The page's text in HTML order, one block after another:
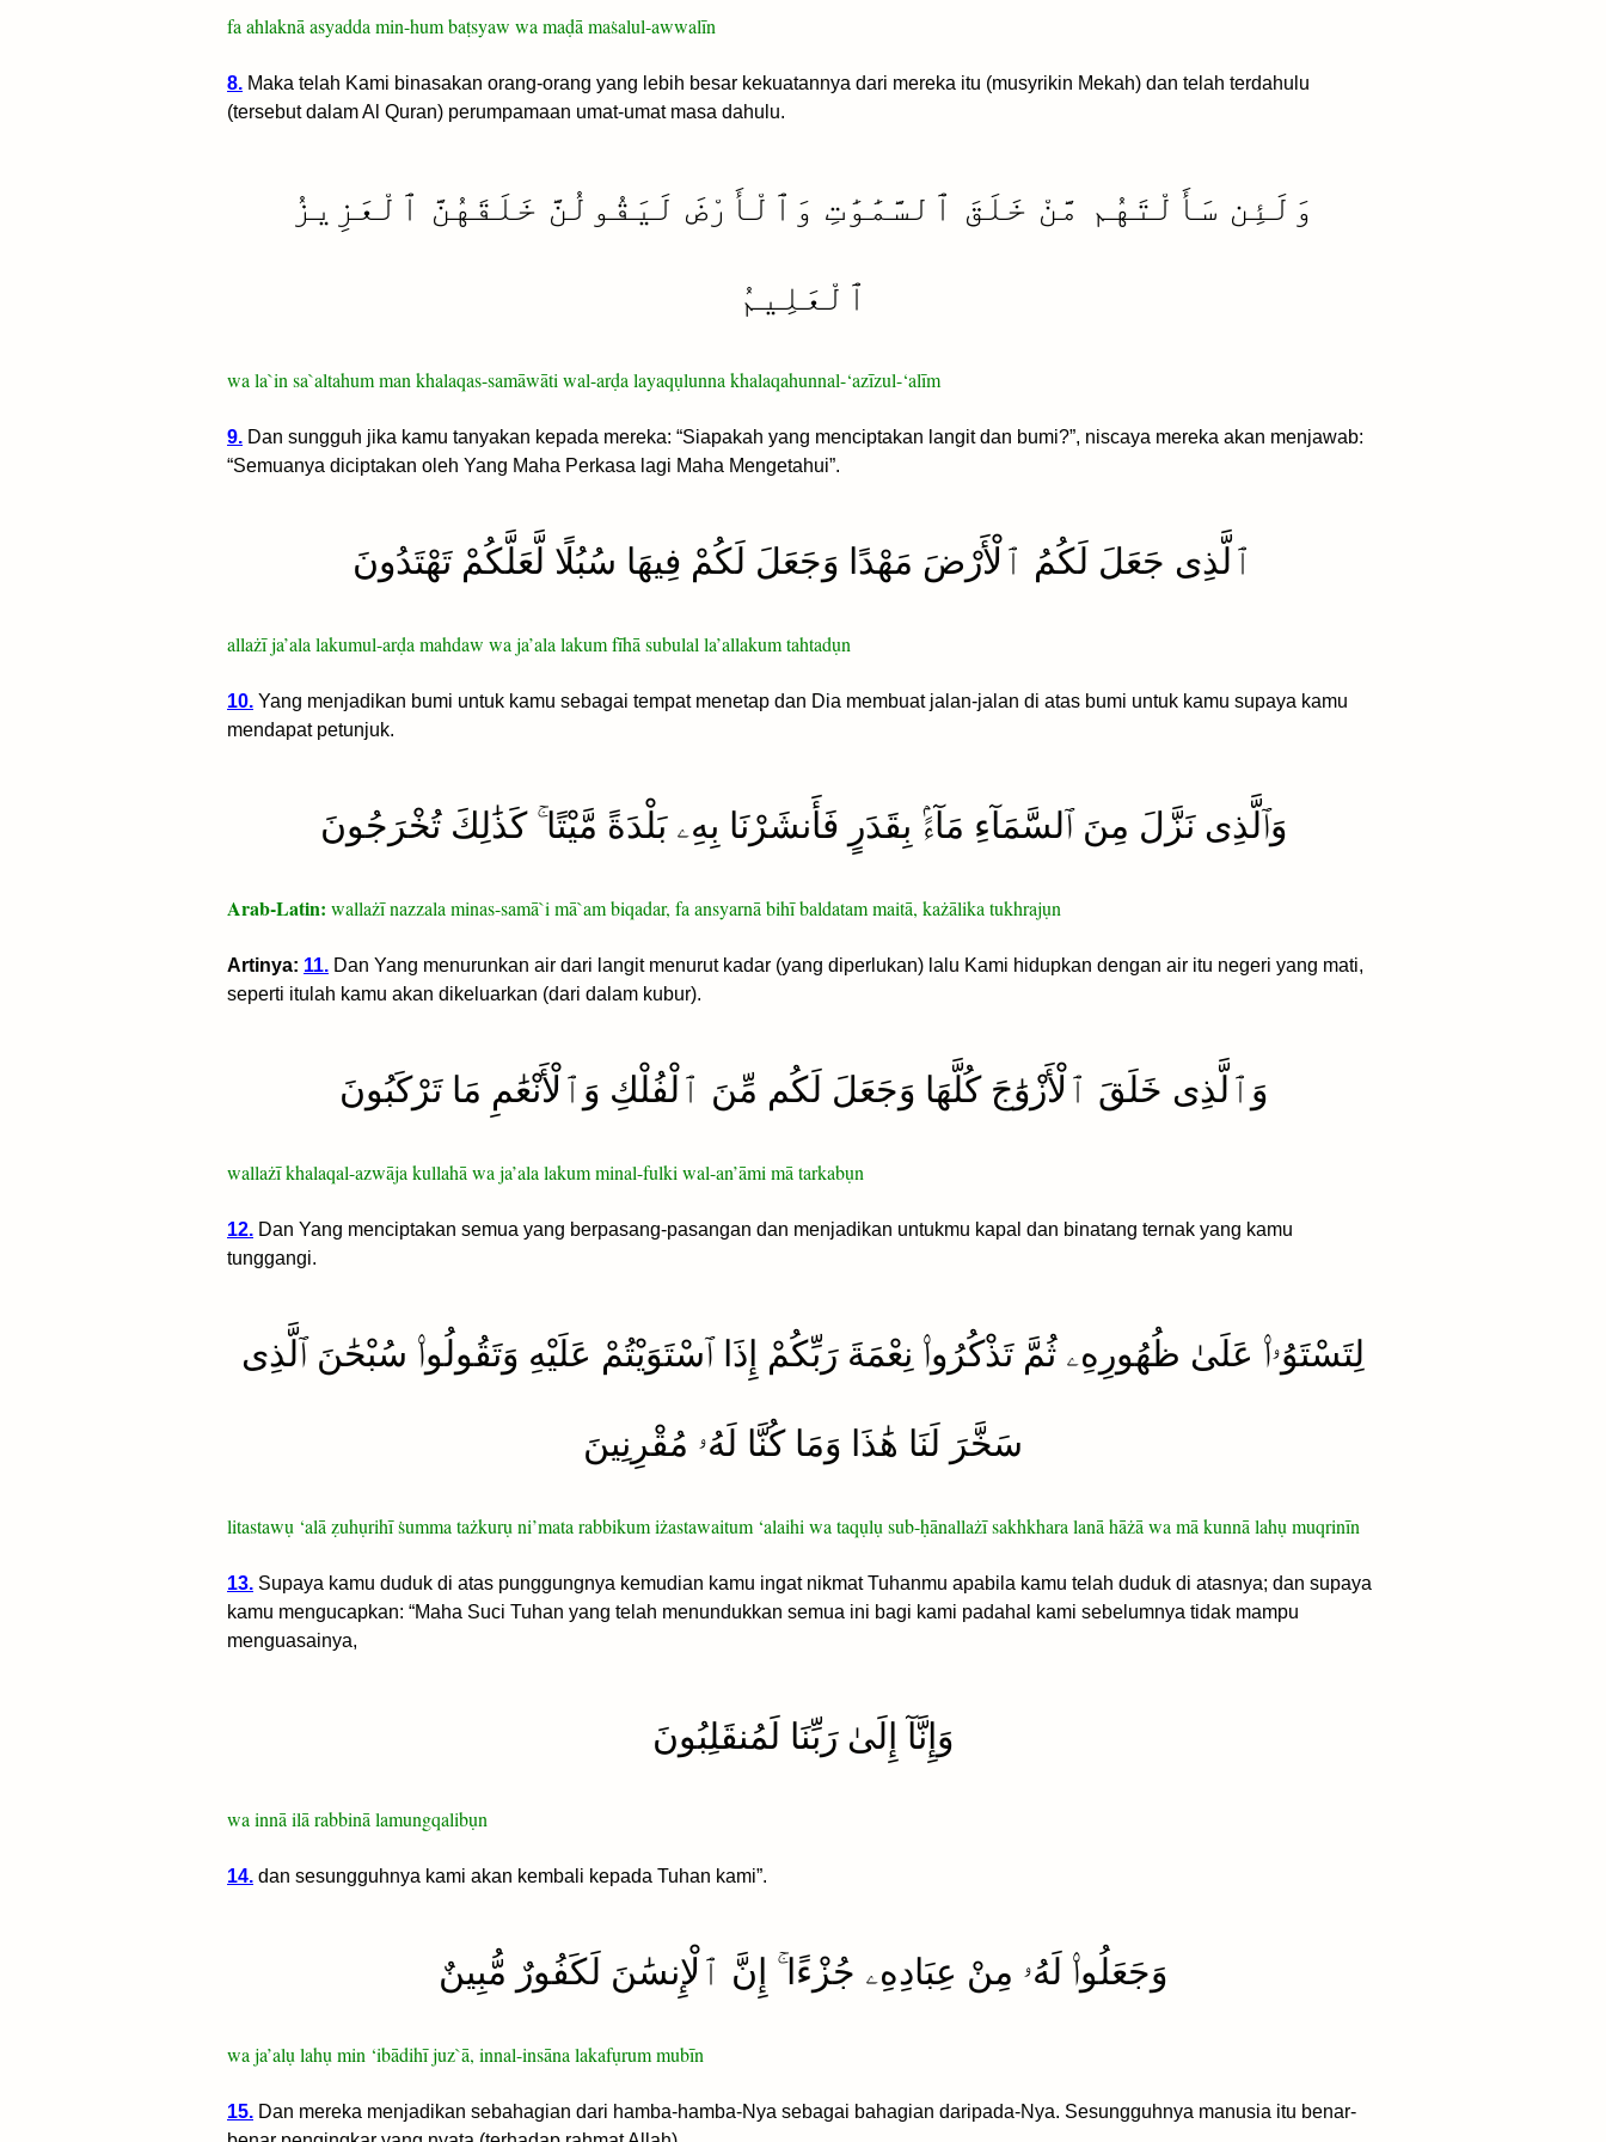
fa ahlaknā asyadda min-hum baṭsyaw wa maḍā maṡalul-awwalīn
8. Maka telah Kami binasakan orang-orang yang lebih besar kekuatannya dari mereka itu (musyrikin Mekah) dan telah terdahulu
(tersebut dalam Al Quran) perumpamaan umat-umat masa dahulu.
وَلَئِن سَأَلْتَهُم مَّنْ خَلَقَ ٱلسَّمَٰوَٰتِ وَٱلْأَرْضَ لَيَقُولُنَّ خَلَقَهُنَّ ٱلْعَزِيزُ
ٱلْعَلِيمُ
wa la`in sa`altahum man khalaqas-samāwāti wal-arḍa layaqụlunna khalaqahunnal-‘azīzul-‘alīm
9. Dan sungguh jika kamu tanyakan kepada mereka: “Siapakah yang menciptakan langit dan bumi?”, niscaya mereka akan menjawab:
“Semuanya diciptakan oleh Yang Maha Perkasa lagi Maha Mengetahui”.
ٱلَّذِى جَعَلَ لَكُمُ ٱلْأَرْضَ مَهْدًا وَجَعَلَ لَكُمْ فِيهَا سُبُلًا لَّعَلَّكُمْ تَهْتَدُونَ
allażī ja’ala lakumul-arḍa mahdaw wa ja’ala lakum fīhā subulal la’allakum tahtadụn
10. Yang menjadikan bumi untuk kamu sebagai tempat menetap dan Dia membuat jalan-jalan di atas bumi untuk kamu supaya kamu
mendapat petunjuk.
وَٱلَّذِى نَزَّلَ مِنَ ٱلسَّمَآءِ مَآءًۢ بِقَدَرٍ فَأَنشَرْنَا بِهِۦ بَلْدَةً مَّيْتًا ۚ كَذَٰلِكَ تُخْرَجُونَ
Arab-Latin: wallażī nazzala minas-samā`i mā`am biqadar, fa ansyarnā bihī baldatam maitā, każālika tukhrajụn
Artinya: 11. Dan Yang menurunkan air dari langit menurut kadar (yang diperlukan) lalu Kami hidupkan dengan air itu negeri yang mati,
seperti itulah kamu akan dikeluarkan (dari dalam kubur).
وَٱلَّذِى خَلَقَ ٱلْأَزْوَٰجَ كُلَّهَا وَجَعَلَ لَكُم مِّنَ ٱلْفُلْكِ وَٱلْأَنْعَٰمِ مَا تَرْكَبُونَ
wallażī khalaqal-azwāja kullahā wa ja’ala lakum minal-fulki wal-an’āmi mā tarkabụn
12. Dan Yang menciptakan semua yang berpasang-pasangan dan menjadikan untukmu kapal dan binatang ternak yang kamu
tunggangi.
لِتَسْتَوُۥا۟ عَلَىٰ ظُهُورِهِۦ ثُمَّ تَذْكُرُوا۟ نِعْمَةَ رَبِّكُمْ إِذَا ٱسْتَوَيْتُمْ عَلَيْهِ وَتَقُولُوا۟ سُبْحَٰنَ ٱلَّذِى
سَخَّرَ لَنَا هَٰذَا وَمَا كُنَّا لَهُۥ مُقْرِنِينَ
litastawụ ‘alā ẓuhụrihī ṡumma tażkurụ ni’mata rabbikum iżastawaitum ‘alaihi wa taqụlụ sub-ḥānallażī sakhkhara lanā hāżā wa mā kunnā lahụ muqrinīn
13. Supaya kamu duduk di atas punggungnya kemudian kamu ingat nikmat Tuhanmu apabila kamu telah duduk di atasnya; dan supaya
kamu mengucapkan: “Maha Suci Tuhan yang telah menundukkan semua ini bagi kami padahal kami sebelumnya tidak mampu
menguasainya,
وَإِنَّآ إِلَىٰ رَبِّنَا لَمُنقَلِبُونَ
wa innā ilā rabbinā lamungqalibụn
14. dan sesungguhnya kami akan kembali kepada Tuhan kami”.
وَجَعَلُوا۟ لَهُۥ مِنْ عِبَادِهِۦ جُزْءًا ۚ إِنَّ ٱلْإِنسَٰنَ لَكَفُورٌ مُّبِينٌ
wa ja’alụ lahụ min ‘ibādihī juz`ā, innal-insāna lakafụrum mubīn
15. Dan mereka menjadikan sebahagian dari hamba-hamba-Nya sebagai bahagian daripada-Nya. Sesungguhnya manusia itu benar-